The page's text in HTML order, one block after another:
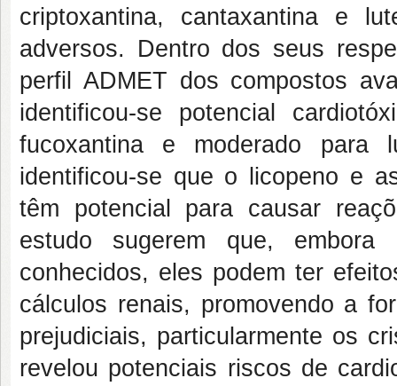
criptoxantina, cantaxantina e
adversos. Dentro dos seus
perfil ADMET dos compostos
identificou-se potencial
fucoxantina e moderado para
identificou-se que o licopeno e
têm potencial para causar
estudo sugerem que,
conhecidos, eles podem ter
cálculos renais, promovendo a
prejudiciais, particularmente os
revelou potenciais riscos de